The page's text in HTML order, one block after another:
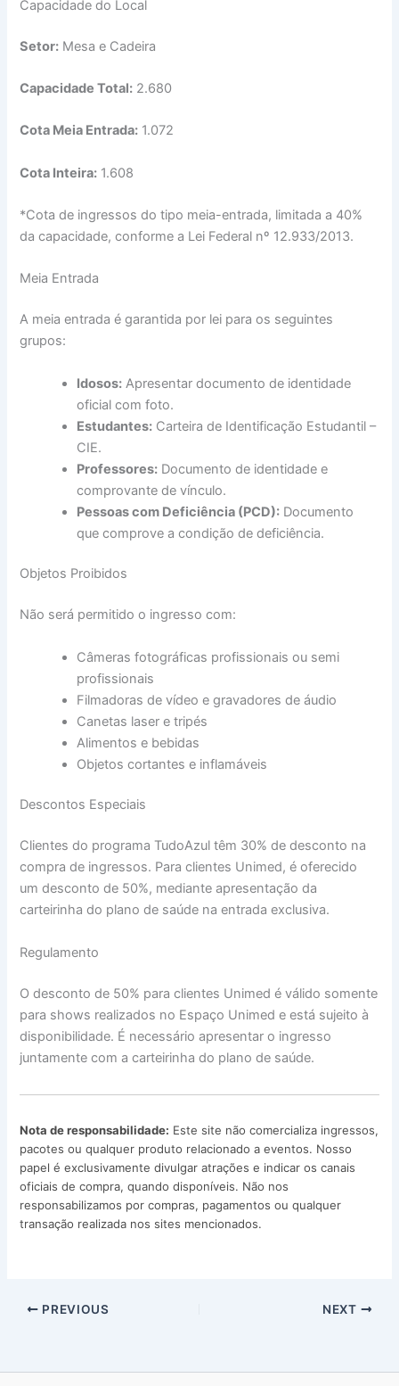
Capacidade do Local
Setor: Mesa e Cadeira
Capacidade Total: 2.680
Cota Meia Entrada: 1.072
Cota Inteira: 1.608
*Cota de ingressos do tipo meia-entrada, limitada a 40%
da capacidade, conforme a Lei Federal nº 12.933/2013.
Meia Entrada
A meia entrada é garantida por lei para os seguintes
grupos:
Idosos: Apresentar documento de identidade
oficial com foto.
Estudantes: Carteira de Identificação Estudantil –
CIE.
Professores: Documento de identidade e
comprovante de vínculo.
Pessoas com Deficiência (PCD): Documento
que comprove a condição de deficiência.
Objetos Proibidos
Não será permitido o ingresso com:
Câmeras fotográficas profissionais ou semi
profissionais
Filmadoras de vídeo e gravadores de áudio
Canetas laser e tripés
Alimentos e bebidas
Objetos cortantes e inflamáveis
Descontos Especiais
Clientes do programa TudoAzul têm 30% de desconto na
compra de ingressos. Para clientes Unimed, é oferecido
um desconto de 50%, mediante apresentação da
carteirinha do plano de saúde na entrada exclusiva.
Regulamento
O desconto de 50% para clientes Unimed é válido somente
para shows realizados no Espaço Unimed e está sujeito à
disponibilidade. É necessário apresentar o ingresso
juntamente com a carteirinha do plano de saúde.
Nota de responsabilidade: Este site não comercializa ingressos,
pacotes ou qualquer produto relacionado a eventos. Nosso
papel é exclusivamente divulgar atrações e indicar os canais
oficiais de compra, quando disponíveis. Não nos
responsabilizamos por compras, pagamentos ou qualquer
transação realizada nos sites mencionados.
PREVIOUS NEXT